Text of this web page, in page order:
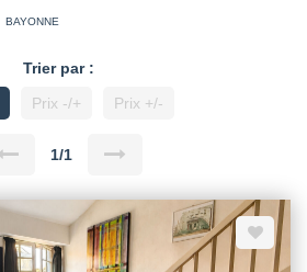
BAYONNE
Trier par :
Prix -/+ Prix +/-
1/1